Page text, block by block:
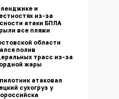
и
из-за
атаки БПЛА
все пляжи
области
полив
трасс из-за
жары
атаковал
сухогруз у